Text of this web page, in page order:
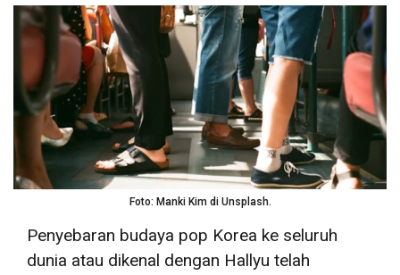
Foto: Manki Kim di Unsplash.
Penyebaran budaya pop Korea ke seluruh
dunia atau dikenal dengan Hallyu telah